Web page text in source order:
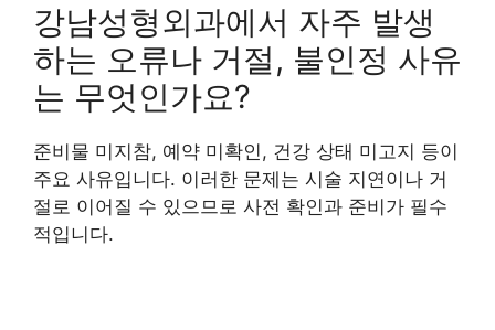
강남성형외과에서 자주 발생
하는 오류나 거절, 불인정 사유
는 무엇인가요?
준비물 미지참, 예약 미확인, 건강 상태 미고지 등이
주요 사유입니다. 이러한 문제는 시술 지연이나 거
절로 이어질 수 있으므로 사전 확인과 준비가 필수
적입니다.